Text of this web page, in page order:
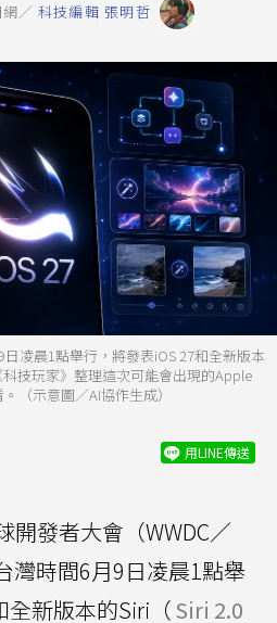
／ 科技編輯 張明哲
凌晨1點舉行，將發表iOS 27和全新版本
技玩家》整理這次可能會出現的Apple
（示意圖／AI協作生成）
用LINE傳送
開發者大會（WWDC／
灣時間6月9日凌晨1點舉
全新版本的Siri（Siri 2.0